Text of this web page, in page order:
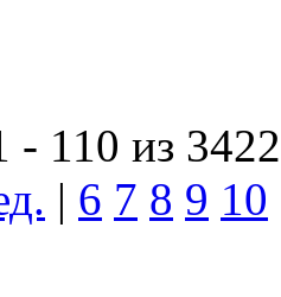
- 110 из 3422
| 6 7 8 9 10